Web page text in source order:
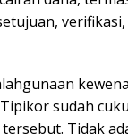
Tipikor sudah
Tidak